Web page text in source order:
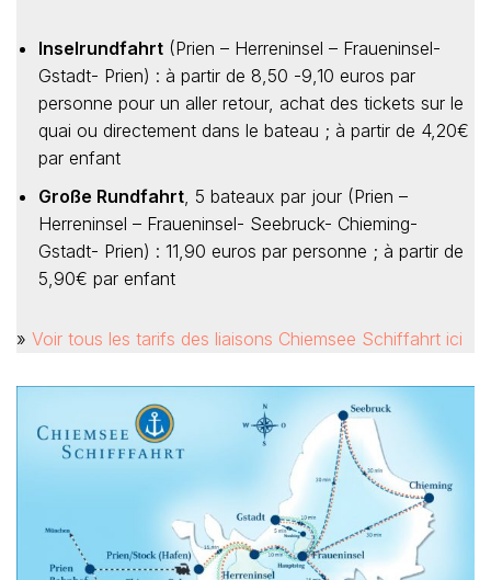
Inselrundfahrt (Prien – Herreninsel – Fraueninsel-
Gstadt- Prien) : à partir de 8,50 -9,10 euros par
personne pour un aller retour, achat des tickets sur le
quai ou directement dans le bateau ; à partir de 4,20€
par enfant
Große Rundfahrt , 5 bateaux par jour (Prien –
Herreninsel – Fraueninsel- Seebruck- Chieming-
Gstadt- Prien) : 11,90 euros par personne ; à partir de
5,90€ par enfant
» Voir tous les tarifs des liaisons Chiemsee Schiffahrt ici